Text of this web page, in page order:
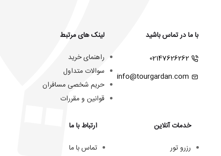
با ما در تماس باشید
02147626262
info@tourgardan.com
خدمات آنلاین
رزرو تور
لینک های مرتبط
راهنمای خرید
سوالات متداول
حریم شخصی مسافران
قوانین و مقررات
ارتباط با ما
تماس با ما